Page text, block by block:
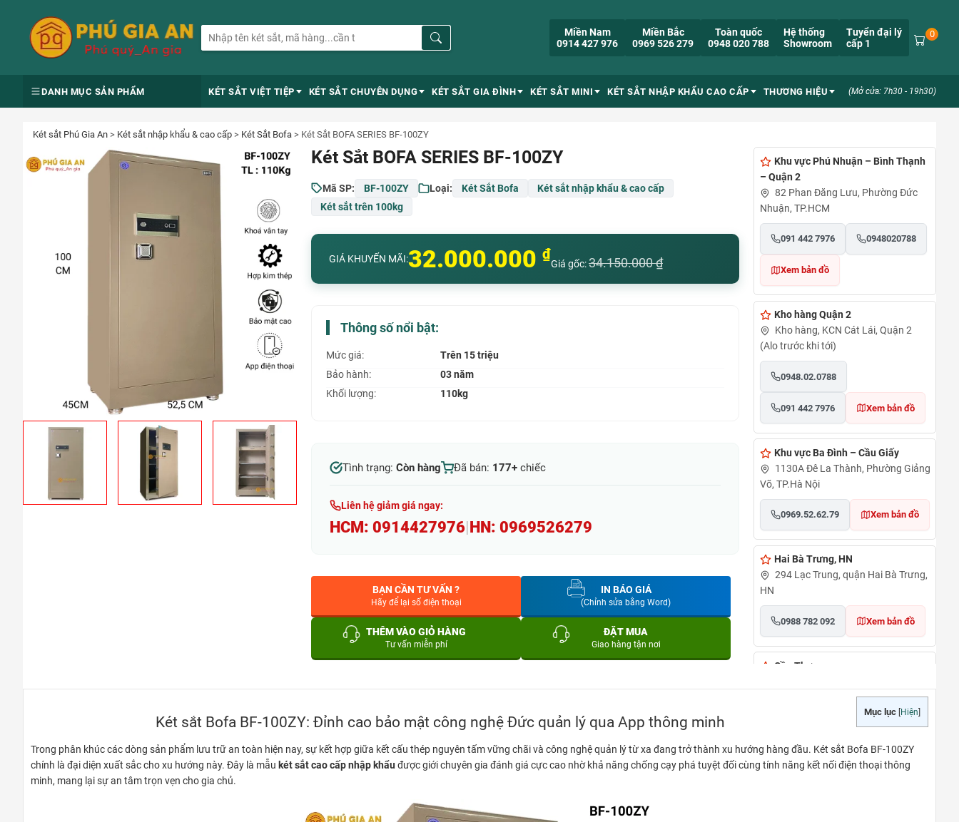
Miền Nam
0914 427 976
Miền Bắc
0969 526 279
Toàn quốc
0948 020 788
Hệ thống
Showroom
Tuyển đại lý
cấp 1
0
DANH MỤC SẢN PHẨM KÉT SẮT VIỆT TIỆP KÉT SẮT CHUYÊN DỤNG KÉT SẮT GIA ĐÌNH KÉT SẮT MINI KÉT SẮT NHẬP KHẨU CAO CẤP THƯƠNG HIỆU (Mở cửa: 7h30 - 19h30)
Két sắt Phú Gia An > Két sắt nhập khẩu & cao cấp > Két Sắt Bofa > Két Sắt BOFA SERIES BF-100ZY
Két Sắt BOFA SERIES BF-100ZY
Mã SP: BF-100ZY Loại: Két Sắt Bofa
Két sắt nhập khẩu & cao cấp
Két sắt trên 100kg
GIÁ KHUYẾN MÃI:32.000.000 ₫
Giá gốc:34.150.000₫
Thông số nổi bật:
Mức giá:
Trên 15 triệu
Bảo hành:
03 năm
Khối lượng:
110kg
Tình trạng: Còn hàng Đã bán: 177+ chiếc
Liên hệ giảm giá ngay:
HCM: 0914427976 HN: 0969526279
BẠN CẦN TƯ VẤN ?
Hãy để lại số điện thoại
IN BÁO GIÁ
(Chỉnh sửa bằng Word)
THÊM VÀO GIỎ HÀNG
Tư vấn miễn phí
ĐẶT MUA
Giao hàng tận nơi
Khu vực Phú Nhuận – Bình Thạnh
– Quận 2
82 Phan Đăng Lưu, Phường Đức
Nhuận, TP.HCM
091 442 7976 0948020788
Xem bản đồ
Kho hàng Quận 2
Kho hàng, KCN Cát Lái, Quận 2
(Alo trước khi tới)
0948.02.0788
091 442 7976 Xem bản đồ
Khu vực Ba Đình – Cầu Giấy
1130A Đê La Thành, Phường Giảng
Võ, TP.Hà Nội
0969.52.62.79 Xem bản đồ
Hai Bà Trưng, HN
294 Lạc Trung, quận Hai Bà Trưng,
HN
0988 782 092 Xem bản đồ
Cần Thơ
Khánh, quận Ninh Kiều, TP Cần Thơ
Xem bản đồ
TẠI PHÚ QUỐC
Mục lục Hiện
Két sắt Bofa BF-100ZY: Đỉnh cao bảo mật công nghệ Đức quản lý qua App thông minh
Trong phân khúc các dòng sản phẩm lưu trữ an toàn hiện nay, sự kết hợp giữa kết cấu thép nguyên tấm vững chãi và công nghệ quản lý từ xa đang trở thành xu hướng hàng đầu. Két sắt Bofa BF-100ZY
chính là đại diện xuất sắc cho xu hướng này. Đây là mẫu két sắt cao cấp nhập khẩu được giới chuyên gia đánh giá cực cao nhờ khả năng chống cạy phá tuyệt đối cùng tính năng kết nối điện thoại thông
minh, mang lại sự an tâm trọn vẹn cho gia chủ.